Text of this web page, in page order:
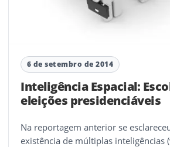
6 de setembro de 2014
Inteligência Espacial:
eleições presidenciáveis
Na reportagem anterior se
existência de múltiplas inteligências